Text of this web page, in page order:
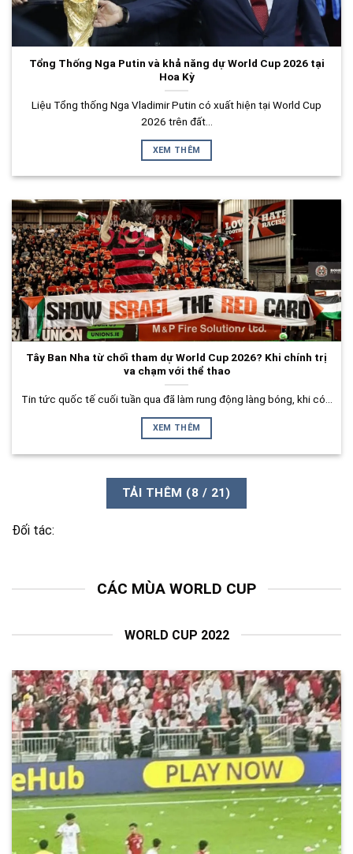
Tổng Thống Nga Putin và khả năng dự World Cup 2026 tại
Hoa Kỳ
Liệu Tổng thống Nga Vladimir Putin có xuất hiện tại World Cup
2026 trên đất...
XEM THÊM
Tây Ban Nha từ chối tham dự World Cup 2026? Khi chính trị
va chạm với thể thao
Tin tức quốc tế cuối tuần qua đã làm rung động làng bóng, khi có...
XEM THÊM
TẢI THÊM (8 / 21)
Đối tác:
CÁC MÙA WORLD CUP
WORLD CUP 2022